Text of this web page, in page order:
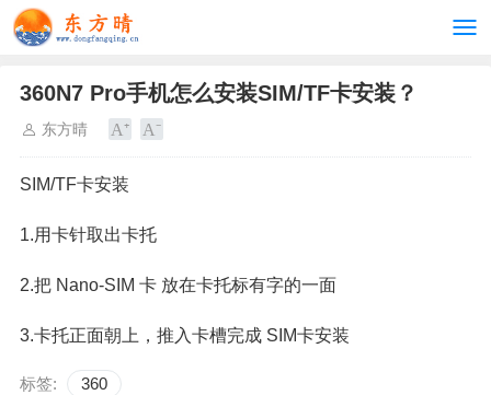
360N7 Pro手机怎么安装SIM/TF卡安装？
东方晴
SIM/TF卡安装
1.用卡针取出卡托
2.把 Nano-SIM 卡 放在卡托标有字的一面
3.卡托正面朝上，推入卡槽完成 SIM卡安装
标签: 360